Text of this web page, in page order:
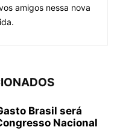
amigos nessa nova
Brasil será
Nacional